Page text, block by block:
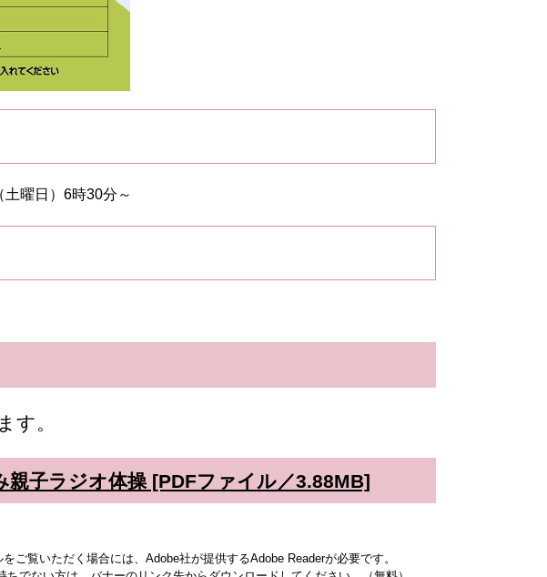
曜日）6時30分～
す。
親子ラジオ体操 [PDFファイル／3.88MB]
ご覧いただく場合には、Adobe社が提供するAdobe Readerが必要です。